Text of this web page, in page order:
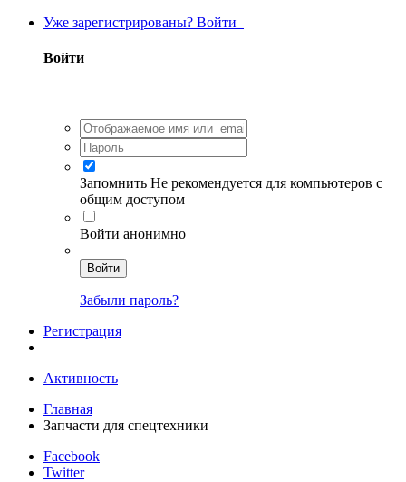
Уже зарегистрированы? Войти
Войти
Запомнить Не рекомендуется для компьютеров с
общим доступом
Войти анонимно
Войти
Забыли пароль?
Регистрация
Активность
Главная
Запчасти для спецтехники
Facebook
Twitter